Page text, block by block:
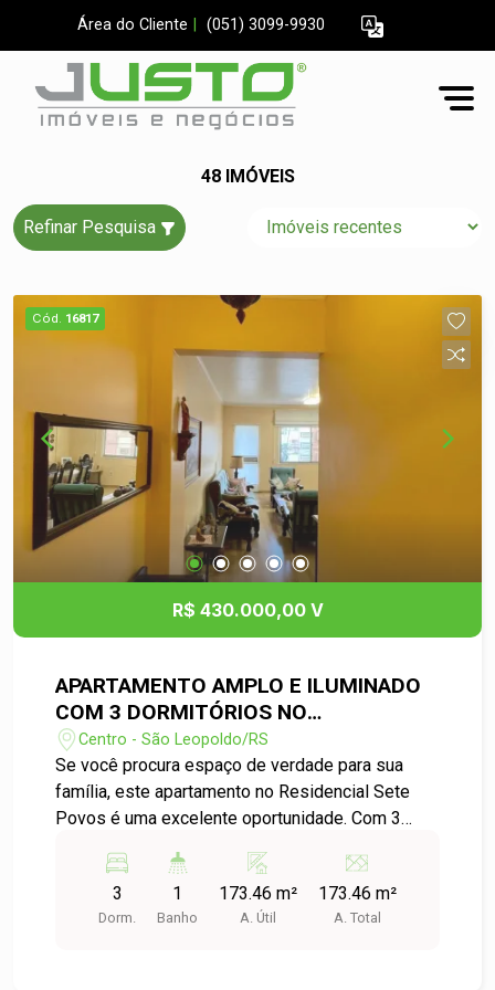
Área do Cliente (051) 3099-9930
48 IMÓVEIS
Refinar Pesquisa
Cód. 16817
R$ 430.000,00 V
APARTAMENTO AMPLO E ILUMINADO
COM 3 DORMITÓRIOS NO
RESIDENCIAL SETE POVOS
Centro - São Leopoldo/RS
Se você procura espaço de verdade para sua
família, este apartamento no Residencial Sete
Povos é uma excelente oportunidade. Com 3
se destaca pelos ambientes amplos, muito acima
do padrão encontrado atualmente. A sala de estar
e jantar oferece excelente espaço para receber
3
Dorm.
1
Banho
173.46 m²
A. Útil
173.46 m²
A. Total